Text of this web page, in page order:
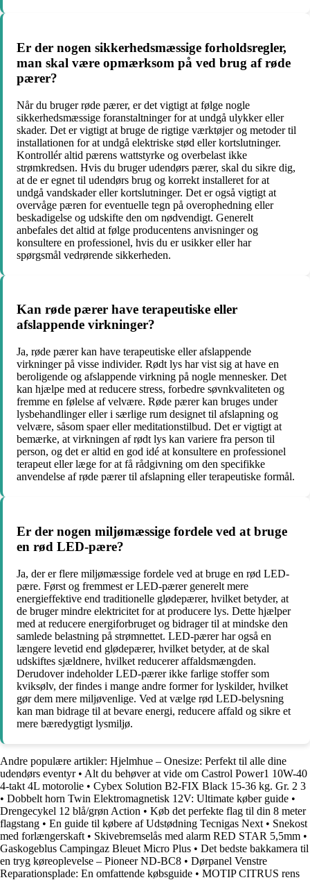
Er der nogen sikkerhedsmæssige forholdsregler,
man skal være opmærksom på ved brug af røde
pærer?
Når du bruger røde pærer, er det vigtigt at følge nogle
sikkerhedsmæssige foranstaltninger for at undgå ulykker eller
skader. Det er vigtigt at bruge de rigtige værktøjer og metoder til
installationen for at undgå elektriske stød eller kortslutninger.
Kontrollér altid pærens wattstyrke og overbelast ikke
strømkredsen. Hvis du bruger udendørs pærer, skal du sikre dig,
at de er egnet til udendørs brug og korrekt installeret for at
undgå vandskader eller kortslutninger. Det er også vigtigt at
overvåge pæren for eventuelle tegn på overophedning eller
beskadigelse og udskifte den om nødvendigt. Generelt
anbefales det altid at følge producentens anvisninger og
konsultere en professionel, hvis du er usikker eller har
spørgsmål vedrørende sikkerheden.
Kan røde pærer have terapeutiske eller
afslappende virkninger?
Ja, røde pærer kan have terapeutiske eller afslappende
virkninger på visse individer. Rødt lys har vist sig at have en
beroligende og afslappende virkning på nogle mennesker. Det
kan hjælpe med at reducere stress, forbedre søvnkvaliteten og
fremme en følelse af velvære. Røde pærer kan bruges under
lysbehandlinger eller i særlige rum designet til afslapning og
velvære, såsom spaer eller meditationstilbud. Det er vigtigt at
bemærke, at virkningen af rødt lys kan variere fra person til
person, og det er altid en god idé at konsultere en professionel
terapeut eller læge for at få rådgivning om den specifikke
anvendelse af røde pærer til afslapning eller terapeutiske formål.
Er der nogen miljømæssige fordele ved at bruge
en rød LED-pære?
Ja, der er flere miljømæssige fordele ved at bruge en rød LED-
pære. Først og fremmest er LED-pærer generelt mere
energieffektive end traditionelle glødepærer, hvilket betyder, at
de bruger mindre elektricitet for at producere lys. Dette hjælper
med at reducere energiforbruget og bidrager til at mindske den
samlede belastning på strømnettet. LED-pærer har også en
længere levetid end glødepærer, hvilket betyder, at de skal
udskiftes sjældnere, hvilket reducerer affaldsmængden.
Derudover indeholder LED-pærer ikke farlige stoffer som
kviksølv, der findes i mange andre former for lyskilder, hvilket
gør dem mere miljøvenlige. Ved at vælge rød LED-belysning
kan man bidrage til at bevare energi, reducere affald og sikre et
mere bæredygtigt lysmiljø.
Andre populære artikler: Hjelmhue – Onesize: Perfekt til alle dine
udendørs eventyr• Alt du behøver at vide om Castrol Power1 10W-40
4-takt 4L motorolie • Cybex Solution B2-FIX Black 15-36 kg. Gr. 2 3
• Dobbelt horn Twin Elektromagnetisk 12V: Ultimate køber guide •
Drengecykel 12 blå/grøn Action • Køb det perfekte flag til din 8 meter
flagstang • En guide til købere af Udstødning Tecnigas Next • Snekost
med forlængerskaft • Skivebremselås med alarm RED STAR 5,5mm •
Gaskogeblus Campingaz Bleuet Micro Plus • Det bedste bakkamera til
en tryg køreoplevelse – Pioneer ND-BC8 • Dørpanel Venstre
Reparationsplade: En omfattende købsguide • MOTIP CITRUS rens